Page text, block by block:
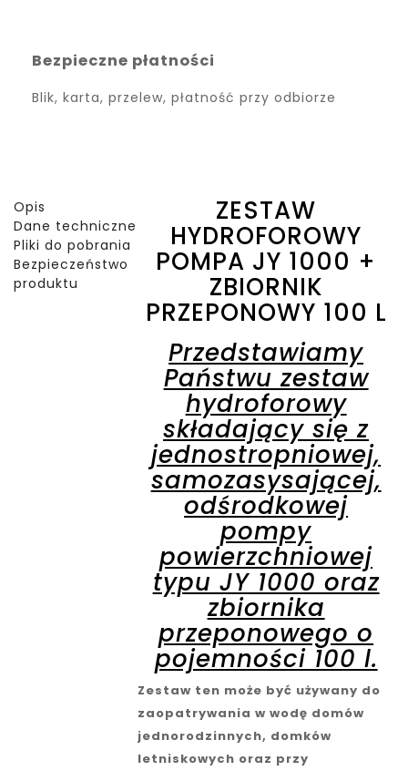
Bezpieczne płatności
Blik, karta, przelew, płatność przy odbiorze
Opis
Dane techniczne
Pliki do pobrania
Bezpieczeństwo
produktu
ZESTAW
HYDROFOROWY
POMPA JY 1000 +
ZBIORNIK
PRZEPONOWY 100 L
Przedstawiamy
Państwu zestaw
hydroforowy
składający się z
jednostropniowej,
samozasysającej,
odśrodkowej
pompy
powierzchniowej
typu JY 1000 oraz
zbiornika
przeponowego o
pojemności 100 l.
Zestaw ten może być używany do
zaopatrywania w wodę domów
jednorodzinnych, domków
letniskowych oraz przy